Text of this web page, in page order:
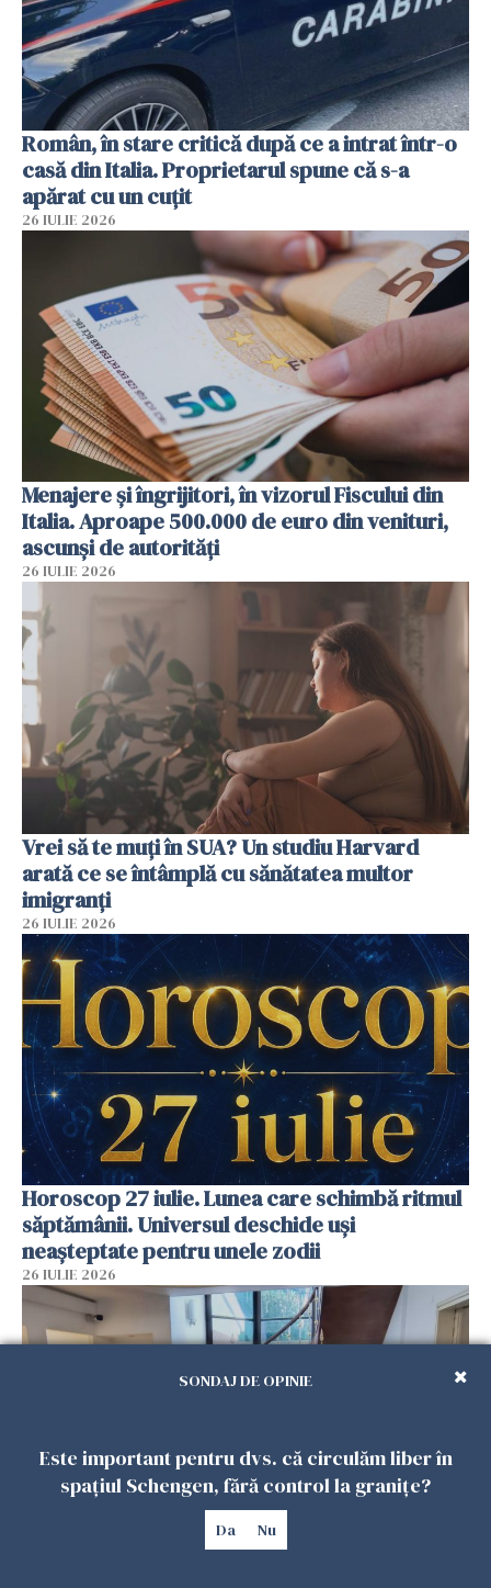
Român, în stare critică după ce a intrat într-o
casă din Italia. Proprietarul spune că s-a
apărat cu un cuțit
26 IULIE 2026
Menajere și îngrijitori, în vizorul Fiscului din
Italia. Aproape 500.000 de euro din venituri,
ascunși de autorități
26 IULIE 2026
Vrei să te muți în SUA? Un studiu Harvard
arată ce se întâmplă cu sănătatea multor
imigranți
26 IULIE 2026
Horoscop 27 iulie. Lunea care schimbă ritmul
săptămânii. Universul deschide uși
neașteptate pentru unele zodii
26 IULIE 2026
Accidente, spitalizare sau alte urgențe?
SONDAJ DE OPINIE
Este important pentru dvs. că circulăm liber în
spațiul Schengen, fără control la granițe?
Da Nu